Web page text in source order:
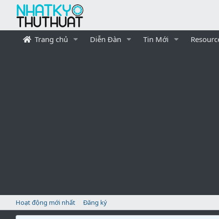
Trang chủ Diễn Đàn Tin Mới
Hoạt động mới nhất Đăng ký